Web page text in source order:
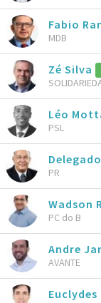
Fabio
MDB
Zé Silva
Léo
PSL
PR
Wadson
PC do B
Andre
AVANTE